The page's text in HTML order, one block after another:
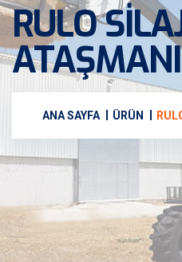
RULO
ATAŞMANI
ANA SAYFA ÜRÜN